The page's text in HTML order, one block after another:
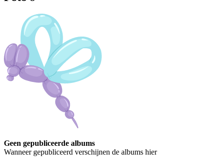
Geen gepubliceerde albums
Wanneer gepubliceerd verschijnen de albums hier